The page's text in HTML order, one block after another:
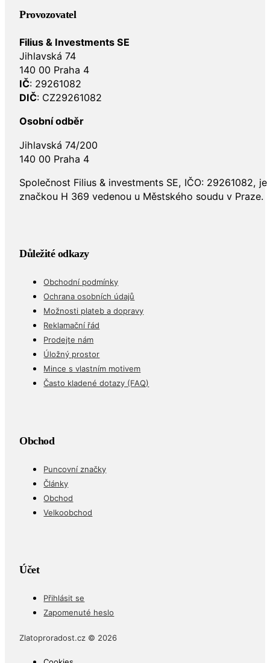
Provozovatel
Filius & Investments SE
Jihlavská 74
140 00 Praha 4
IČ: 29261082
DIČ: CZ29261082
Osobní odběr
Jihlavská 74/200
140 00 Praha 4
Společnost Filius & investments SE, IČO: 29261082,
značkou H 369 vedenou u Městského soudu v Praze.
Důležité odkazy
Obchodní podmínky
Ochrana osobních údajů
Možnosti plateb a dopravy
Reklamační řád
Prodejte nám
Úložný prostor
Mince s vlastním motivem
Často kladené dotazy (FAQ)
Obchod
Puncovní značky
Články
Obchod
Velkoobchod
Účet
Přihlásit se
Zapomenuté heslo
Zlatoproradost.cz © 2026